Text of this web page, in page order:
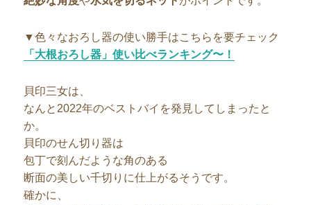
▼色々なおろし器の使い勝手はこちらを要チェック
「大根おろし器」使い比べランキング〜！
貝印三女は、
なんと2022年のベストバイを発見してしまったと
か。
貝印のせん切り器は
包丁で刻んだような角のある
断面の美しい千切りに仕上がるそうです。
確かに、